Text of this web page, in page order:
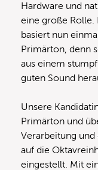
Hardware und
eine große Rolle.
basiert nun
Primärton, denn
aus einem
guten Sound
Unsere
Primärton und
Verarbeitung und
auf die
eingestellt. Mit